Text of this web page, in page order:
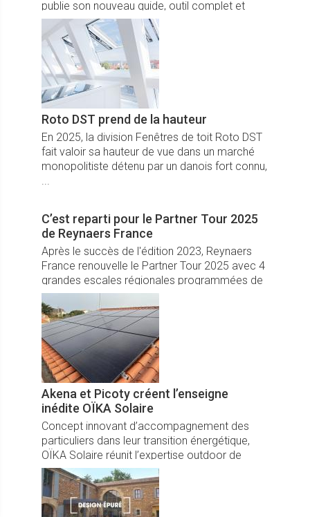
publie son nouveau guide, outil complet et
didactique décryptant les aides pour les
propriétaires de logements, les syndics de
copropriétés et les entreprises.
Roto DST prend de la hauteur
En 2025, la division Fenêtres de toit Roto DST
fait valoir sa hauteur de vue dans un marché
monopolitiste détenu par un danois fort connu,
...
C’est reparti pour le Partner Tour 2025
de Reynaers France
Après le succès de l'édition 2023, Reynaers
France renouvelle le Partner Tour 2025 avec 4
grandes escales régionales programmées de
mars à juin.
Akena et Picoty créent l’enseigne
inédite OÏKA Solaire
Concept innovant d’accompagnement des
particuliers dans leur transition énergétique,
OÏKA Solaire réunit l’expertise outdoor de
l’acteur majeur Akena avec Picoty, spécialiste
des énergies depuis plus de 100 ans.